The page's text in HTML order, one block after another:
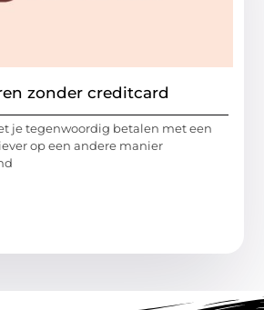
zonder creditcard
je tegenwoordig betalen met een
op een andere manier